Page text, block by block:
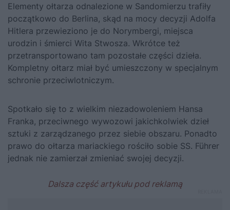
Elementy ołtarza odnalezione w Sandomierzu trafiły
początkowo do Berlina, skąd na mocy decyzji Adolfa
Hitlera przewieziono je do Norymbergi, miejsca
urodzin i śmierci Wita Stwosza. Wkrótce też
przetransportowano tam pozostałe części dzieła.
Kompletny ołtarz miał być umieszczony w specjalnym
schronie przeciwlotniczym.
Spotkało się to z wielkim niezadowoleniem Hansa
Franka, przeciwnego wywozowi jakichkolwiek dzieł
sztuki z zarządzanego przez siebie obszaru. Ponadto
prawo do ołtarza mariackiego rościło sobie SS. Führer
jednak nie zamierzał zmieniać swojej decyzji.